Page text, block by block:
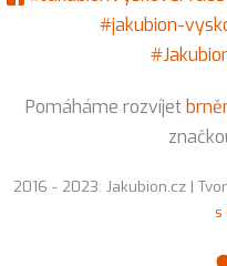
#jakubion-
Pomáháme rozvíjet
2016 - 2023: Jakubion.cz |
s